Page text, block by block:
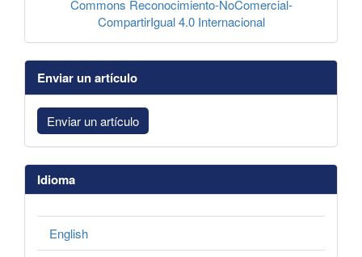
Commons Reconocimiento-NoComercial-
CompartirIgual 4.0 Internacional
Enviar un artículo
Enviar un artículo
Idioma
English